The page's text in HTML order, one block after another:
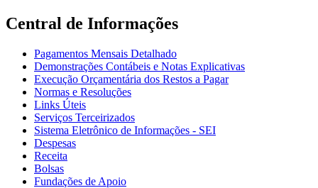
Central de Informações
Pagamentos Mensais Detalhado
Demonstrações Contábeis e Notas Explicativas
Execução Orçamentária dos Restos a Pagar
Normas e Resoluções
Links Úteis
Serviços Terceirizados
Sistema Eletrônico de Informações - SEI
Despesas
Receita
Bolsas
Fundações de Apoio